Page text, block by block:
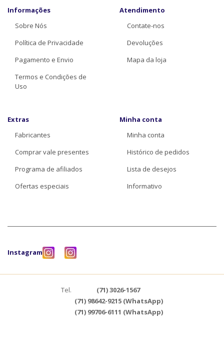
Informações
Sobre Nós
Política de Privacidade
Pagamento e Envio
Termos e Condições de
Uso
Atendimento
Contate-nos
Devoluções
Mapa da loja
Extras
Fabricantes
Comprar vale presentes
Programa de afiliados
Ofertas especiais
Minha conta
Minha conta
Histórico de pedidos
Lista de desejos
Informativo
Instagram
Tel.
(71) 3026-1567
(71) 98642-9215 (WhatsApp)
(71) 99706-6111 (WhatsApp)